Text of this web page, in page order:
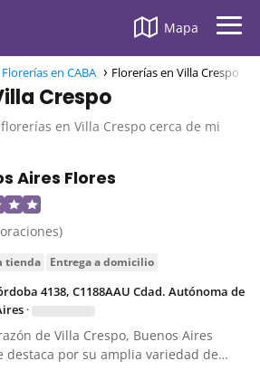
Mapa
Florerías en CABA Florerías en Villa Crespo
Crespo
florerías en Villa Crespo cerca de mi
Aires Flores
tienda entrega a domicilio
4138, C1188AAU Cdad. Autónoma de
·
de Villa Crespo, Buenos Aires
destaca por su amplia variedad de…